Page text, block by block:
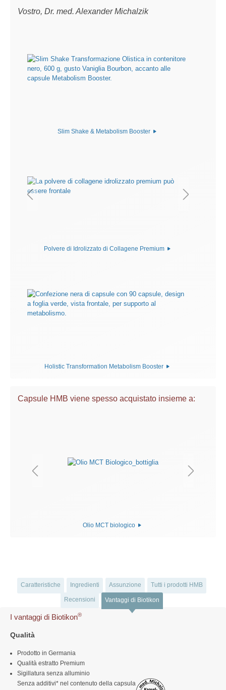
Vostro, Dr. med. Alexander Michalzik
Slim Shake & Metabolism Booster
Polvere di Idrolizzato di Collagene Premium
Holistic Transformation Metabolism Booster
Capsule HMB viene spesso acquistato insieme a:
Olio MCT biologico
Caratteristiche Ingredienti Assunzione Tutti i prodotti HMB
Recensioni Vantaggi di Biotikon
I vantaggi di Biotikon®
Qualità
Prodotto in Germania
Qualità estratto Premium
Sigillatura senza alluminio
Senza additivi* nel contenuto della capsula